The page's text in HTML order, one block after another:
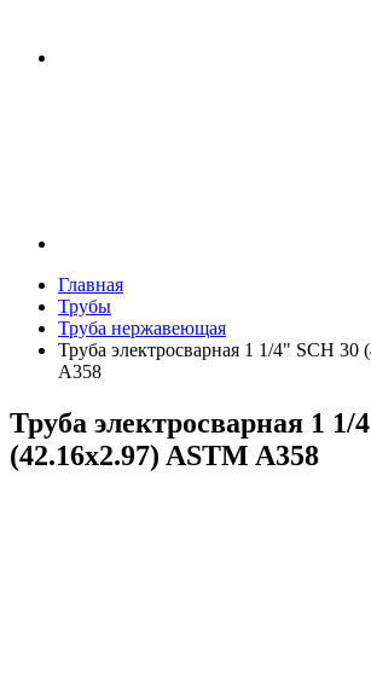
Главная
Трубы
Труба нержавеющая
Труба электросварная 1 1/4" SCH 30
A358
Труба электросварная 1 1/
(42.16х2.97) ASTM A358